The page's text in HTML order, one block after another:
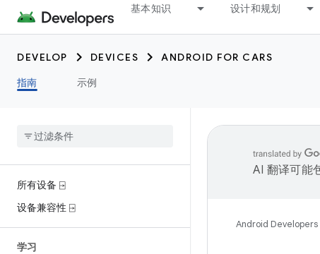
基本知识 设计和规划
DEVELOP DEVICES
ANDROID FOR CARS
指南
示例
所有设备 ⍈
设备兼容性 ⍈
学习
AI 翻译可能
Android Developers